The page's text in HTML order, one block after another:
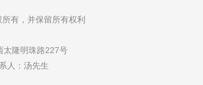
有，并保留所有权利
太隆明珠路227号
人：汤先生